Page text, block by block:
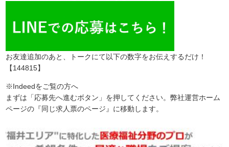
お友達追加のあと、トークにて以下の数字をお伝えするだけ！
【144815】
※Indeedをご覧の方へ
まずは「応募先へ進むボタン」を押してください。弊社運営ホーム
ページの『同じ求人票のページ』に移動します。